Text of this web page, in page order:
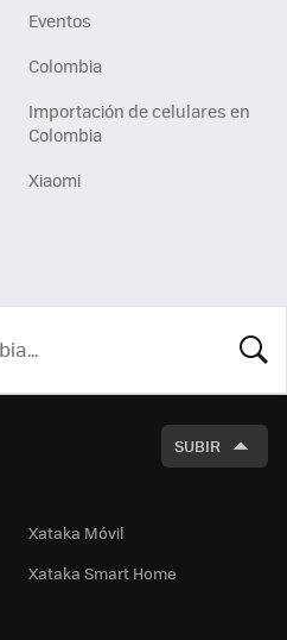
Eventos
Colombia
Importación de celulares en
Colombia
Xiaomi
SUBIR
Xataka Móvil
Xataka Smart Home